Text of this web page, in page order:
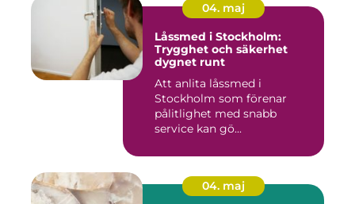
04. maj
Låssmed i Stockholm:
Trygghet och säkerhet
dygnet runt
Att anlita låssmed i
Stockholm som förenar
pålitlighet med snabb
service kan gö...
04. maj